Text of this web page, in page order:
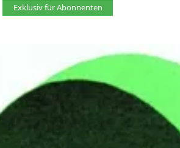
Artikel vorlesen
Exklusiv für Abonnenten